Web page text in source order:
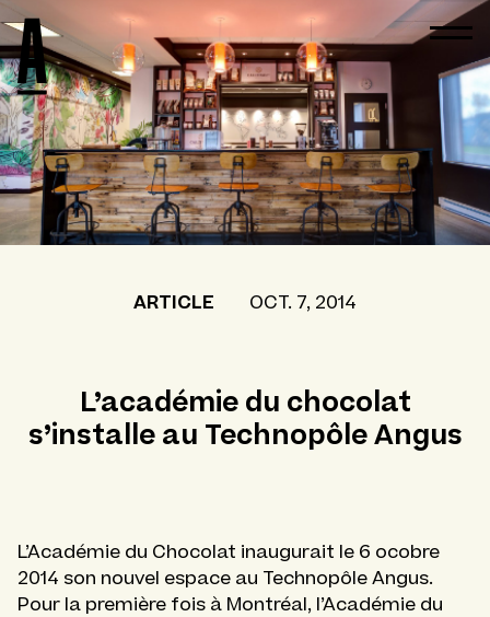
ARTICLE OCT. 7, 2014
L’académie du chocolat
s’installe au Technopôle Angus
L’Académie du Chocolat inaugurait le 6 ocobre
2014 son nouvel espace au Technopôle Angus.
Pour la première fois à Montréal, l’Académie du